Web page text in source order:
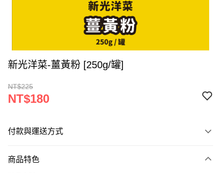
新光洋菜-薑黃粉 [250g/罐]
NT$225
NT$180
付款與運送方式
信用卡一次付款
商品特色